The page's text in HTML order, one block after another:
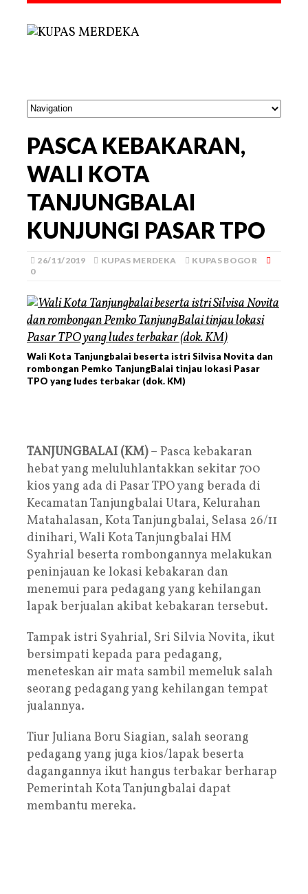
PASCA KEBAKARAN,
WALI KOTA
TANJUNGBALAI
KUNJUNGI PASAR TPO
26/11/2019 KUPAS MERDEKA
KUPAS BOGOR
0
Wali Kota Tanjungbalai beserta istri Silvisa Novita dan
rombongan Pemko TanjungBalai tinjau lokasi Pasar
TPO yang ludes terbakar (dok. KM)
TANJUNGBALAI (KM)– Pasca kebakaran
hebat yang meluluhlantakkan sekitar 700
kios yang ada di Pasar TPO yang berada di
Kecamatan Tanjungbalai Utara, Kelurahan
Matahalasan, Kota Tanjungbalai, Selasa 26/11
dinihari, Wali Kota Tanjungbalai HM
Syahrial beserta rombongannya melakukan
peninjauan ke lokasi kebakaran dan
menemui para pedagang yang kehilangan
lapak berjualan akibat kebakaran tersebut.
Tampak istri Syahrial, Sri Silvia Novita, ikut
bersimpati kepada para pedagang,
meneteskan air mata sambil memeluk salah
seorang pedagang yang kehilangan tempat
jualannya.
Tiur Juliana Boru Siagian, salah seorang
pedagang yang juga kios/lapak beserta
dagangannya ikut hangus terbakar berharap
Pemerintah Kota Tanjungbalai dapat
membantu mereka.